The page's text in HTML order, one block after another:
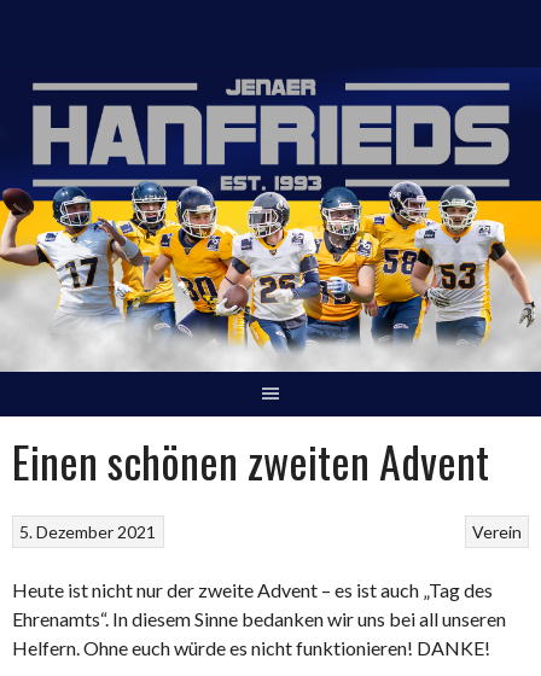
Einen schönen zweiten Advent
Verein
5. Dezember 2021
Heute ist nicht nur der zweite Advent – es ist auch „Tag des
Ehrenamts“. In diesem Sinne bedanken wir uns bei all unseren
Helfern. Ohne euch würde es nicht funktionieren! DANKE!